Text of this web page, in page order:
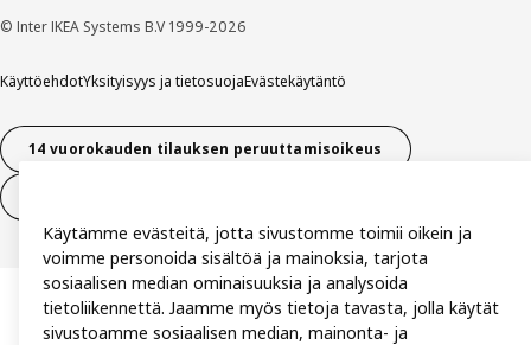
© Inter IKEA Systems B.V 1999-2026
KäyttöehdotYksityisyys ja tietosuojaEvästekäytäntö
14 vuorokauden tilauksen peruuttamisoikeus
Käytämme evästeitä, jotta sivustomme toimii oikein ja
voimme personoida sisältöä ja mainoksia, tarjota
sosiaalisen median ominaisuuksia ja analysoida
tietoliikennettä. Jaamme myös tietoja tavasta, jolla käytät
sivustoamme sosiaalisen median, mainonta- ja